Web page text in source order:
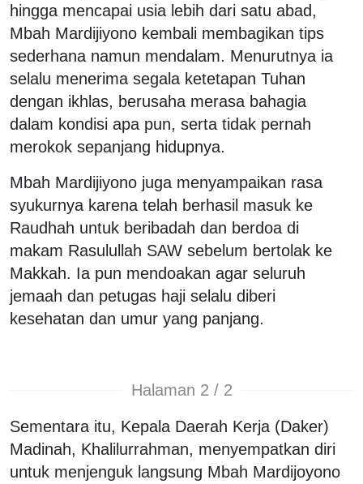
hingga mencapai usia lebih dari satu abad,
Mbah Mardijiyono kembali membagikan tips
sederhana namun mendalam. Menurutnya ia
selalu menerima segala ketetapan Tuhan
dengan ikhlas, berusaha merasa bahagia
dalam kondisi apa pun, serta tidak pernah
merokok sepanjang hidupnya.
Mbah Mardijiyono juga menyampaikan rasa
syukurnya karena telah berhasil masuk ke
Raudhah untuk beribadah dan berdoa di
makam Rasulullah SAW sebelum bertolak ke
Makkah. Ia pun mendoakan agar seluruh
jemaah dan petugas haji selalu diberi
kesehatan dan umur yang panjang.
Halaman 2 / 2
Sementara itu, Kepala Daerah Kerja (Daker)
Madinah, Khalilurrahman, menyempatkan diri
untuk menjenguk langsung Mbah Mardijoyono